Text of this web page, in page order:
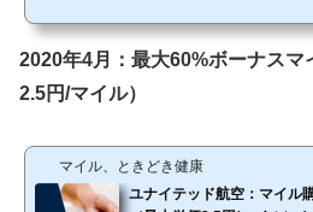
ding_page/#/ja-JP 今回は約半年ぶりの
60%又は85%ボーナスでしたので、今回
2020年4月：最大60%ボーナスマ
2.5円/マイル）
マイル、ときどき健康
ユナイテッド航空：マイル